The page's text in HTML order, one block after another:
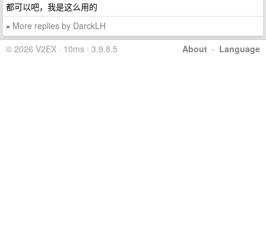
都可以吧，我是这么用的
» More replies by DarckLH
About · Language
© 2026 V2EX · 10ms · 3.9.8.5